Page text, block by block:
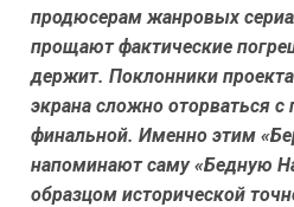
продюсерам жанровых
прощают фактические
держит. Поклонники
экрана сложно оторваться с
финальной. Именно этим
напоминают саму «Бедную
образцом исторической